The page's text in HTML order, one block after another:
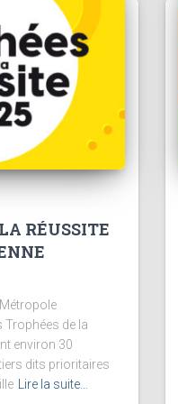
RÉUSSITE
Trophées de la
environ 30
dits prioritaires
Lire la suite…